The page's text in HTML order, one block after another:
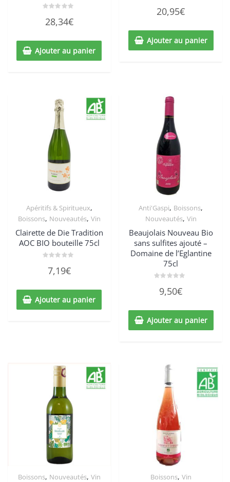
0
sur
28,34€
Ajouter au panier
0
sur
20,95€
Ajouter au panier
Apéritifs & Spiritueux,
Boissons, Nouveautés, Vin
Clairette de Die Tradition
AOC BIO bouteille 75cl
sur
7,19€
Ajouter au panier
Anti'Gaspi, Boissons,
Nouveautés, Vin
Beaujolais Nouveau Bio
sans sulfites ajouté –
Domaine de l’Eglantine
75cl
sur
9,50€
Ajouter au panier
Boissons, Nouveautés, Vin Boissons, Vin